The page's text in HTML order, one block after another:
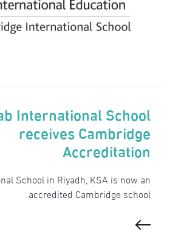
International School
receives Cambridge
Accreditation
School in Riyadh, KSA is now an
accredited Cambridge school.